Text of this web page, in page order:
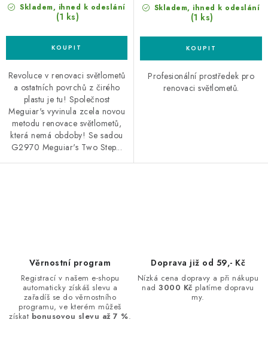
Skladem, ihned k odeslání
(1 ks)
Revoluce v renovaci světlometů
a ostatních povrchů z čirého
plastu je tu! Společnost
Meguiar's vyvinula zcela novou
metodu renovace světlometů,
která nemá obdoby! Se sadou
G2970 Meguiar's Two Step...
Skladem, ihned k odeslání
(1 ks)
Profesionální prostředek pro
renovaci světlometů.
p
Věrnostní program
Registrací v našem e-shopu
automaticky získáš slevu a
zařadíš se do věrnostního
programu, ve kterém můžeš
získat bonusovou slevu až 7 %.
Doprava již od 59,- Kč
Nízká cena dopravy a při nákupu
nad3000 Kč platíme dopravu
my.